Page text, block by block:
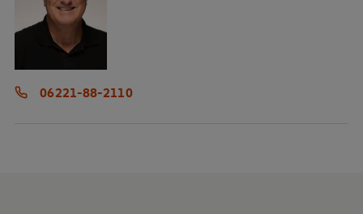
06221-88-2110